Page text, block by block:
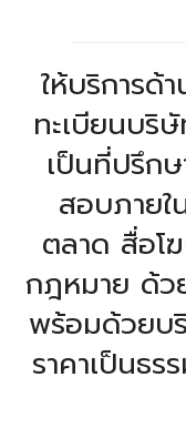
ให้บริการด้
ทะเบียนบริ
เป็นที่ปรึก
สอบภายใ
ตลาด สื่อโ
กฎหมาย ด้ว
พร้อมด้วยบ
ราคาเป็นธ